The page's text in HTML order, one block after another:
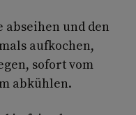
abseihen und den
aufkochen,
sofort vom
abkühlen.